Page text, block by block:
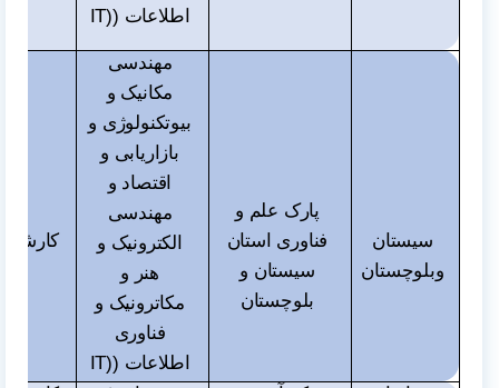
اطلاعات (IT)
سیستان
وبلوچستان
پارک علم و
فناوری استان
سیستان و
بلوچستان
مهندسی
مکانیک و
بیوتکنولوژی و
بازاریابی و
اقتصاد و
مهندسی
الکترونیک و
هنر و
مکاترونیک و
فناوری
اطلاعات (IT)